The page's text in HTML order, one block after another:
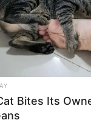
Bites Its